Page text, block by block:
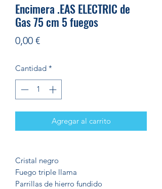
Encimera .EAS ELECTRIC de
Gas 75 cm 5 fuegos
0,00 €Precio
Cantidad *
Agregar al carrito
Cristal negro
Fuego triple llama
Parrillas de hierro fundido